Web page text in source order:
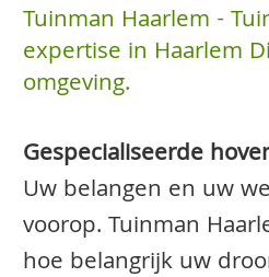
Tuinman Haarlem -
expertise in Haarlem
omgeving.
Gespecialiseerde
Uw belangen en uw
voorop. Tuinman
hoe belangrijk uw